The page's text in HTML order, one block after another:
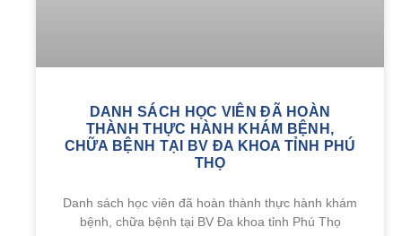
DANH SÁCH HỌC VIÊN ĐÃ HOÀN
THÀNH THỰC HÀNH KHÁM BỆNH,
CHỮA BỆNH TẠI BV ĐA KHOA TỈNH PHÚ
THỌ
Danh sách học viên đã hoàn thành thực hành khám
bệnh, chữa bệnh tại BV Đa khoa tỉnh Phú Thọ